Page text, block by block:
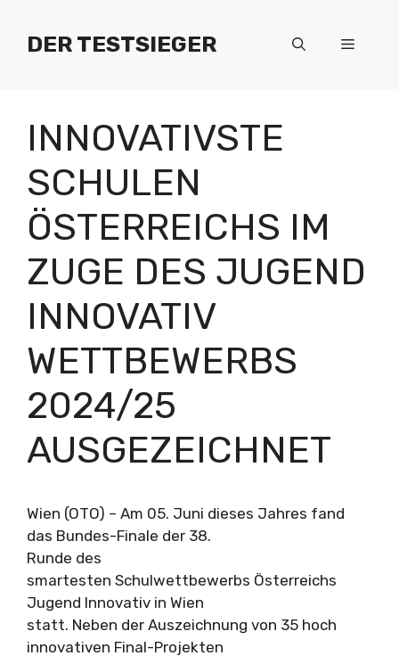
Inhalt
springenDER TESTSIEGER Menü
INNOVATIVSTE
SCHULEN
ÖSTERREICHS IM
ZUGE DES JUGEND
INNOVATIV
WETTBEWERBS
2024/25
AUSGEZEICHNET
Wien (OTO) – Am 05. Juni dieses Jahres fand
das Bundes-Finale der 38.
Runde des
smartesten Schulwettbewerbs Österreichs
Jugend Innovativ in Wien
statt. Neben der Auszeichnung von 35 hoch
innovativen Final-Projekten